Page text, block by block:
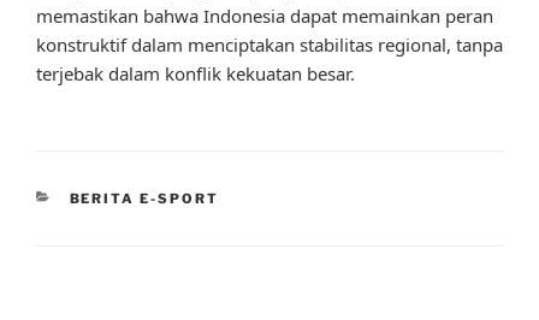
memastikan bahwa Indonesia dapat memainkan peran
konstruktif dalam menciptakan stabilitas regional, tanpa
terjebak dalam konflik kekuatan besar.
CATEGORIES
BERITA E-SPORT